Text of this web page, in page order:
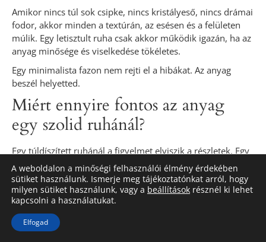
Amikor nincs túl sok csipke, nincs kristályeső, nincs drámai
fodor, akkor minden a textúrán, az esésen és a felületen
múlik. Egy letisztult ruha csak akkor működik igazán, ha az
anyag minősége és viselkedése tökéletes.
Egy minimalista fazon nem rejti el a hibákat. Az anyag
beszél helyetted.
Miért ennyire fontos az anyag
egy szolid ruhánál?
Egy túldíszített ruhánál a figyelmet elviszik a részletek. Egy
szolid darabnál viszont az első benyomás az anyag
tapintásából, fényéből, tartásából fakad.
Ha az anyag túl vékony, gyűrődik vagy nem esik szépen, az
azonnal megtöri az elegáns összhatást. Ha viszont
strukturált, tartása van és szépen követi a test vonalát,
akkor a legegyszerűbb szabás is kifinomultnak hat.
A weboldalon a minőségi felhasználói élmény érdekében
sütiket használunk. Ismerje meg tájékoztatónkat arról, hogy
milyen sütiket használunk, vagy a beállítások résznél ki lehet
kapcsolni a használatukat.
Elfogad